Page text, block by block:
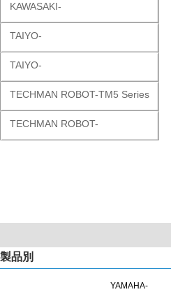
KAWASAKI-
TAIYO-
TAIYO-
TECHMAN ROBOT-TM5 Series
TECHMAN ROBOT-
製品別
YAMAHA-